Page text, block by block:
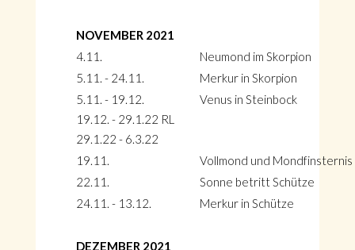
NOVEMBER 2021
4.11.
Neumond im Skorpion
5.11. - 24.11.
Merkur in Skorpion
5.11. - 19.12.
19.12. - 29.1.22 RL
29.1.22 - 6.3.22
Venus in Steinbock
19.11.
Vollmond und Mondfinsternis
22.11.
Sonne betritt Schütze
24.11. - 13.12.
Merkur in Schütze
DEZEMBER 2021